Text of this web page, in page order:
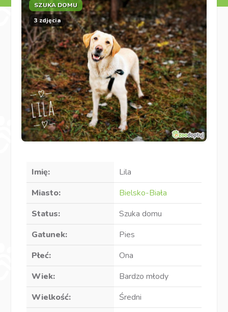
SZUKA DOMU
3 zdjęcia
Imię:
Lila
Miasto:
Bielsko-Biała
Status:
Szuka domu
Gatunek:
Pies
Płeć:
Ona
Wiek:
Bardzo młody
Wielkość:
Średni